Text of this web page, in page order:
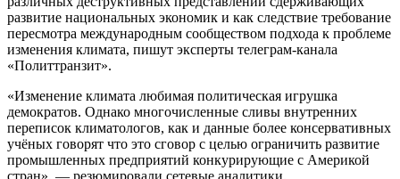
развитие национальных экономик и как следствие требование
пересмотра международным сообществом подхода к проблеме
изменения климата, пишут эксперты телеграм-канала
«Политтранзит».
«Изменение климата любимая политическая игрушка
демократов. Однако многочисленные сливы внутренних
переписок климатологов, как и данные более консервативных
учёных говорят что это сговор с целью ограничить развитие
промышленных предприятий конкурирующие с Америкой
стран», — резюмировали сетевые аналитики.